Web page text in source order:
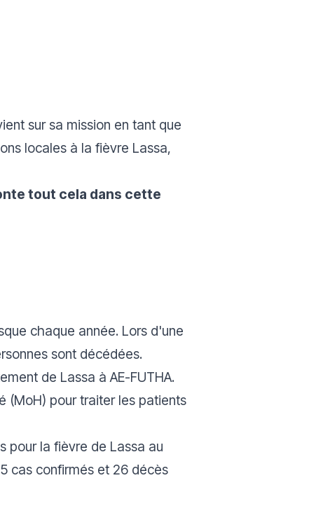
sur sa mission en tant que
locales à la fièvre Lassa,
tout cela dans cette
chaque année. Lors d'une
sont décédées.
de Lassa à AE-FUTHA.
(MoH) pour traiter les patients
pour la fièvre de Lassa au
cas confirmés et 26 décès